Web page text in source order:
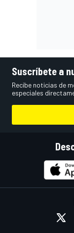
Suscríbete a
Recibe noticias de
especiales